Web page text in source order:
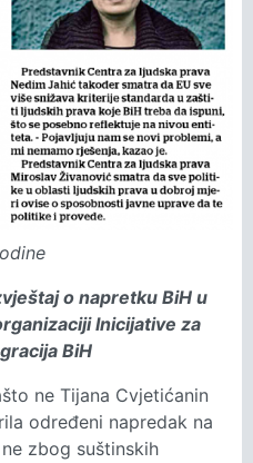
o napretku BiH u
Inicijative za
BiH
ne Tijana Cvjetićanin
određeni napredak na
zbog suštinskih